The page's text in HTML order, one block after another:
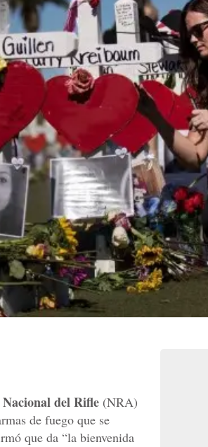
del Rifle (NRA)
de fuego que se
que da “la bienvenida